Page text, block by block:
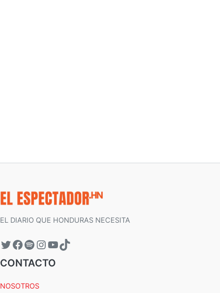
EL DIARIO QUE HONDURAS NECESITA
CONTACTO
NOSOTROS